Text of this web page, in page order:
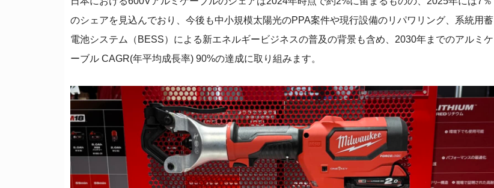
のシェアを見込んでおり、今後も中小規模太陽光のPPA案件や現行設備のリパワリング、系統用蓄
電池システム（BESS）による新エネルギービジネスの普及の背景も含め、2030年までのアルミケ
ーブル CAGR(年平均成長率) 90%の達成に取り組みます。